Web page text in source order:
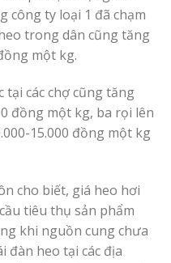
công ty loại 1 đã chạm
trong dân cũng tăng
một kg.
các chợ cũng tăng
đồng một kg, ba rọi lên
15.000 đồng một kg
cho biết, giá heo hơi
tiêu thụ sản phẩm
khi nguồn cung chưa
đàn heo tại các địa